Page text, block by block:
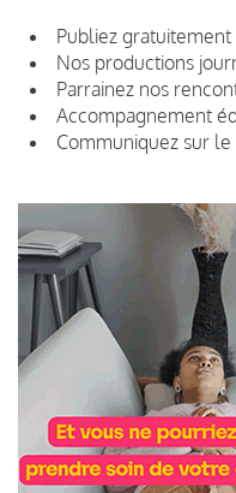
Publiez
Nos productions
Parrainez nos
Accompagnement
Communiquez sur le